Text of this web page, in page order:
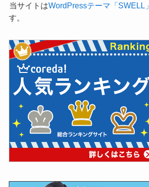
当サイトはWordPressテーマ「SWELL」
す。